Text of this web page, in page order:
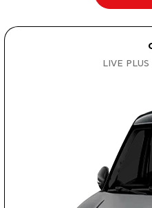
LIVE